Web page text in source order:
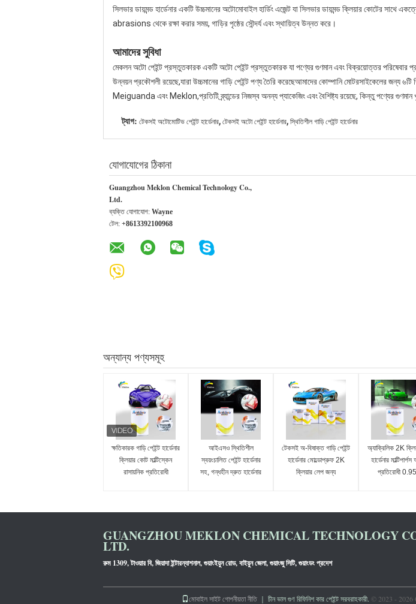
সিলভার ডায়মন্ড হার্ডেনার একটি উচ্চমানের অটোমোবাইল হার্ডিং এজেন্ট যা সিলভার ডায়মন্ড ক্লিয়ার কোটের সাথে
abrasions থেকে রক্ষা করার সময়, গাড়ির পৃষ্ঠের সৌন্দর্য এবং স্থায়িত্ব উন্নত করে।
আমাদের সুবিধা
মেকলন অটো পেইন্ট প্রস্তুতকারক একটি অটো পেইন্ট প্রস্তুতকারক যা পণ্যের গুণমান এবং বিক্রয়োত্তর পরিষেবার
উন্নয়ন প্রকৌশলী রয়েছে,যারা উচ্চমানের গাড়ি পেইন্ট পণ্য তৈরি করেছেআমাদের কোম্পানি মোটরসাইকেলের
Meiguanda এবং Meklon,প্রতিটি ব্র্যান্ডের নিজস্ব অনন্য প্যাকেজিং এবং বৈশিষ্ট্য রয়েছে, কিন্তু পণ্যের
ট্যাগ: টেকসই অটোমোটিভ পেইন্ট হার্ডেনার, টেকসই অটো পেইন্ট হার্ডেনার, স্থিতিশীল গাড়ি পেইন্ট হার্ডেনার
যোগাযোগের ঠিকানা
Guangzhou Meklon Chemical Technology Co.,
Ltd.
ব্যক্তি যোগাযোগ: Wayne
টেল: +8613392100968
অন্যান্য পণ্যসমূহ
ক্ষতিকারক গাড়ি পেইন্ট হার্ডেনার
ক্লিয়ার কোট মাল্টিস্কেন
রাসায়নিক প্রতিরোধী
আইএসও স্থিতিশীল
স্বয়ংচালিত পেইন্ট হার্ডেনার
সহ, গন্ধহীন দ্রুত হার্ডেনার
টেকসই অ-বিষাক্ত গাড়ি পেইন্ট
হার্ডেনার মোল্ডোপ্রুফ 2K
ক্লিয়ার লেপ জন্য
অ্যাক্রিলিক 2K
হার্ডেনার
প্রতিরোধী
GUANGZHOU MEKLON CHEMICAL TECHNOLOGY
LTD.
রুম 1309, টাওয়ার বি, জিয়াদা ইন্টারন্যাশনাল, গুয়াংইয়ুন রোড, বাইয়ুন জেলা, গুয়াংজু সিটি, গুয়াংডং প্রদেশ
মোবাইল সাইট গোপনীয়তা নীতি｜ চীন ভাল গুণ রিফিনিশ কার পেইন্ট সরবরাহকারী. © 2023 - 2026